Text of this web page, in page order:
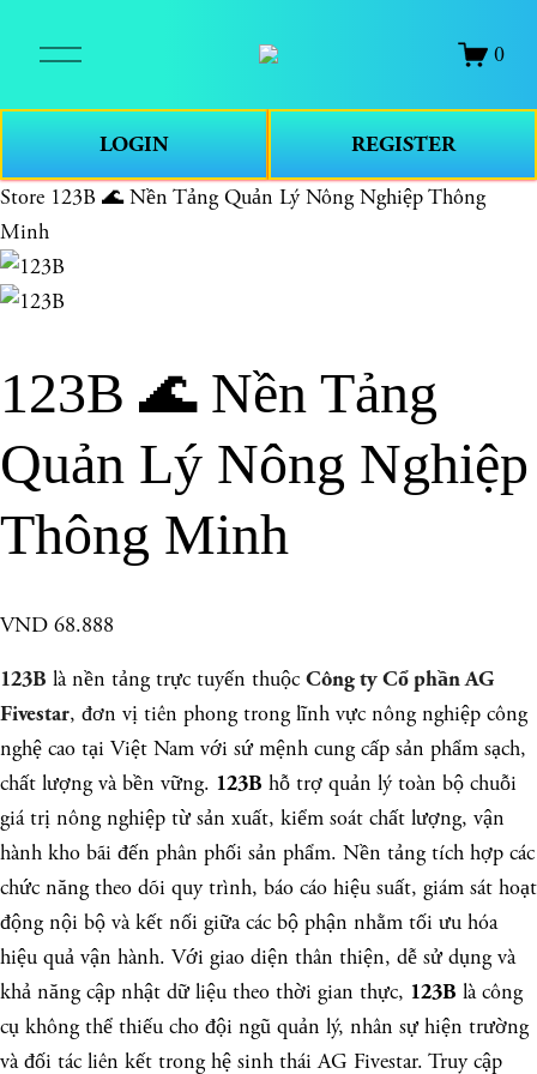
O
e
e
n
0
LOGIN REGISTER
Store 123B 🌊 Nền Tảng Quản Lý Nông Nghiệp Thông
Minh
123B 🌊 Nền Tảng
Quản Lý Nông Nghiệp
Thông Minh
VND 68.888
123B là nền tảng trực tuyến thuộc Công ty Cổ phần AG
Fivestar, đơn vị tiên phong trong lĩnh vực nông nghiệp công
nghệ cao tại Việt Nam với sứ mệnh cung cấp sản phẩm sạch,
chất lượng và bền vững. 123B hỗ trợ quản lý toàn bộ chuỗi
giá trị nông nghiệp từ sản xuất, kiểm soát chất lượng, vận
hành kho bãi đến phân phối sản phẩm. Nền tảng tích hợp các
chức năng theo dõi quy trình, báo cáo hiệu suất, giám sát hoạt
động nội bộ và kết nối giữa các bộ phận nhằm tối ưu hóa
hiệu quả vận hành. Với giao diện thân thiện, dễ sử dụng và
khả năng cập nhật dữ liệu theo thời gian thực, 123B là công
cụ không thể thiếu cho đội ngũ quản lý, nhân sự hiện trường
và đối tác liên kết trong hệ sinh thái AG Fivestar. Truy cập